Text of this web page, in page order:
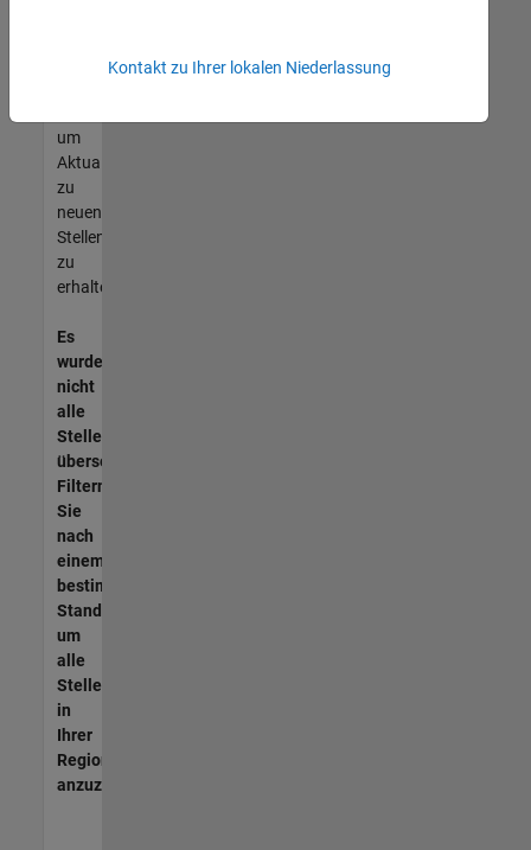
unseres
um
Aktualisierungen
zu
neuen
Stellenangeboten
zu
erhalten.
Es
wurden
nicht
alle
Stellen
übersetzt.
Filtern
Sie
nach
einem
bestimmten
Standort,
um
alle
Stellenangebote
in
Ihrer
Region
anzuzeigen.
Kontakt zu Ihrer lokalen Niederlassung